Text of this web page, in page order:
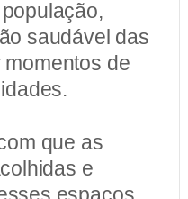
saudável das
de
que as
e